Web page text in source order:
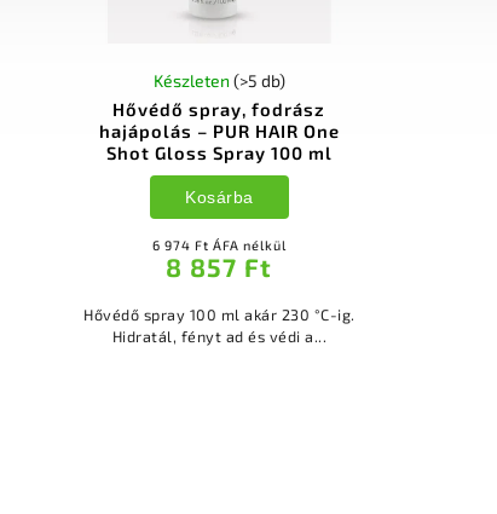
Hővédő spray, fodrász
hajápolás – PUR HAIR One
Shot Gloss Spray 100 ml
Készleten (>5 db)
6 974 Ft ÁFA nélkül
8 857 Ft
Kosárba
Hővédő spray 100 ml akár 230 °C-ig.
Hidratál, fényt ad és védi a...